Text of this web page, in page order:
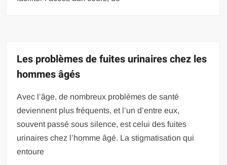
Les problèmes de fuites urinaires chez les
hommes âgés
Avec l’âge, de nombreux problèmes de santé
deviennent plus fréquents, et l’un d’entre eux,
souvent passé sous silence, est celui des fuites
urinaires chez l’homme âgé. La stigmatisation qui
entoure